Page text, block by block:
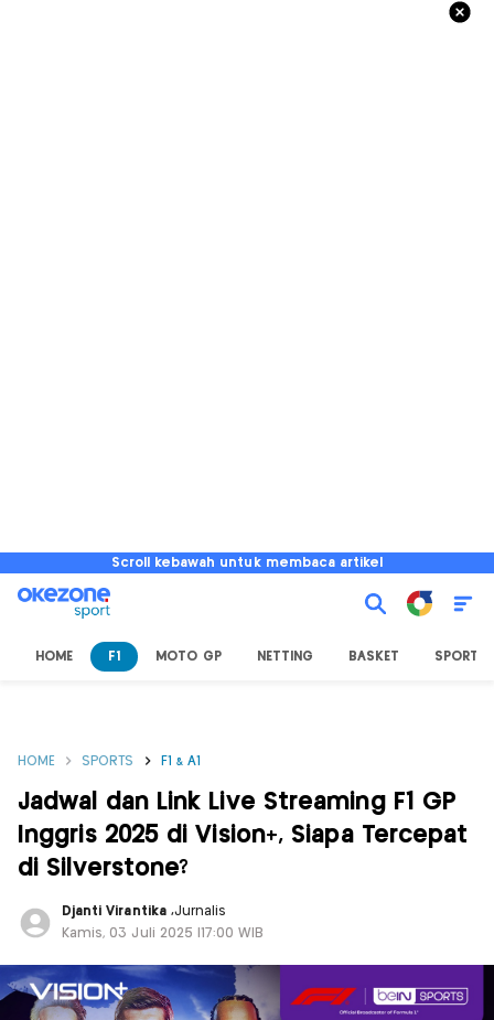
Scroll kebawah untuk membaca artikel
HOME F1 MOTO GP NETTING BASKET SPORT
HOME SPORTS F1 & A1
Jadwal dan Link Live Streaming F1 GP
Inggris 2025 di Vision+, Siapa Tercepat
di Silverstone?
Djanti Virantika ,Jurnalis
Kamis, 03 Juli 2025 |17:00 WIB